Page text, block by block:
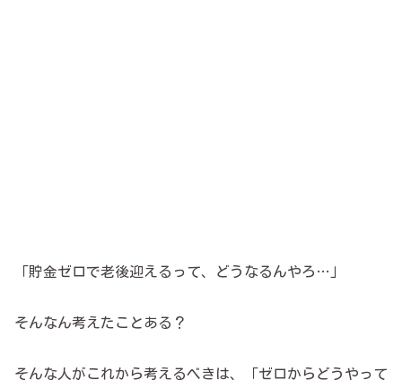
「貯金ゼロで老後迎えるって、どうなるんやろ…」
そんなん考えたことある？
そんな人がこれから考えるべきは、「ゼロからどうやって